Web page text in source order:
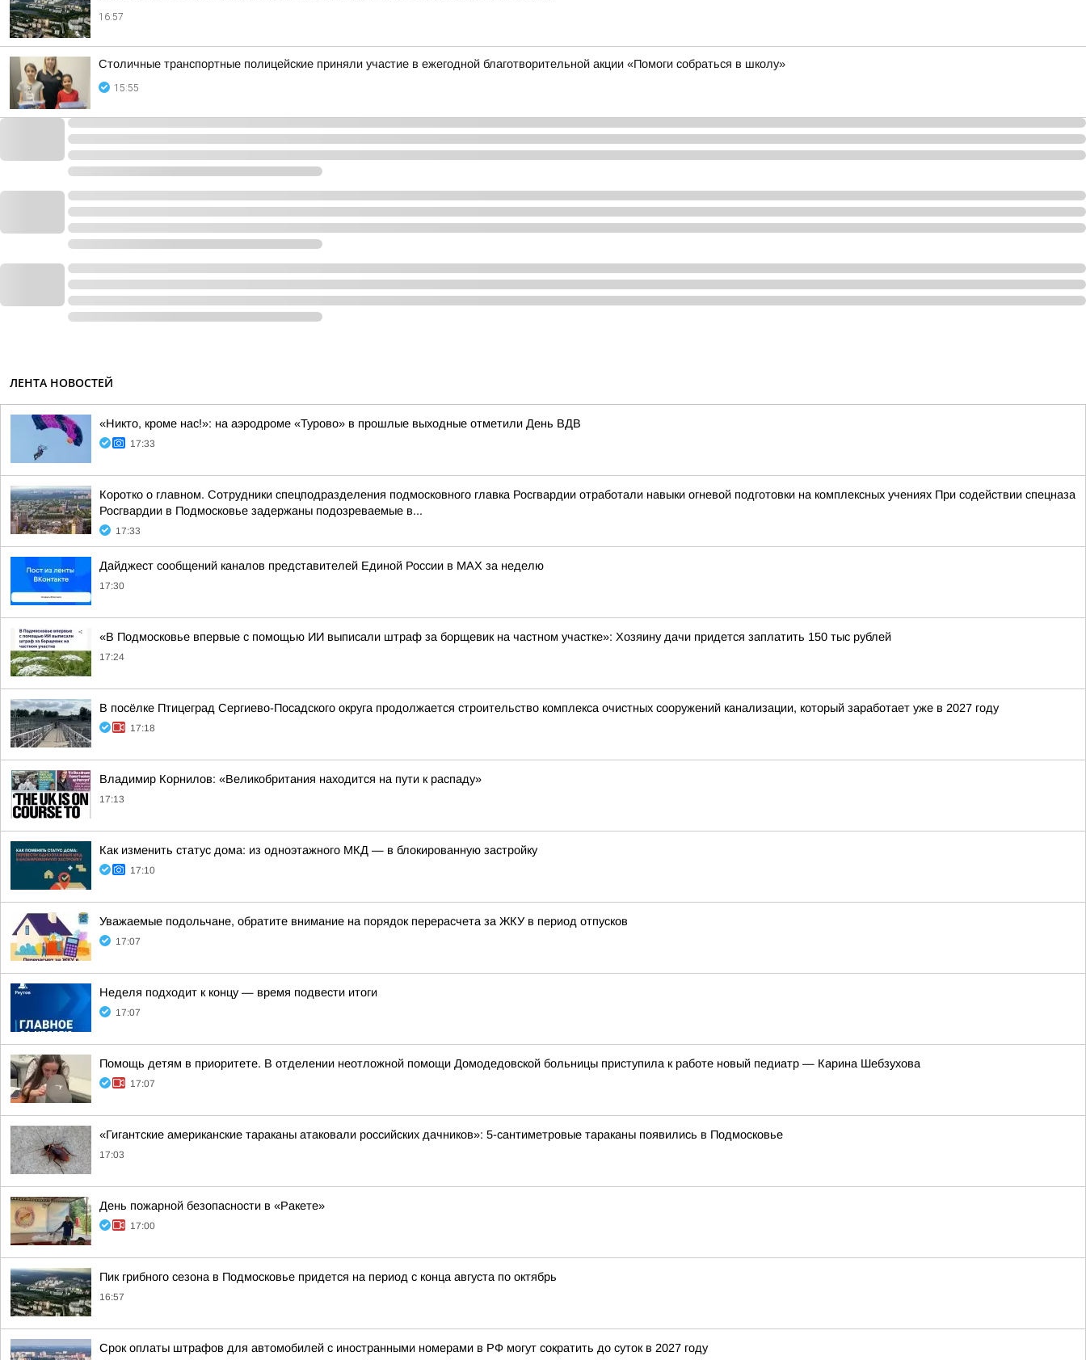
16:57
Столичные транспортные полицейские приняли участие в ежегодной благотворительной акции «Помоги собраться в школу»
15:55
ЛЕНТА НОВОСТЕЙ
«Никто, кроме нас!»: на аэродроме «Турово» в прошлые выходные отметили День ВДВ
17:33
Коротко о главном. Сотрудники спецподразделения подмосковного главка Росгвардии отработали навыки огневой подготовки на комплексных учениях При содействии спецназа
Росгвардии в Подмосковье задержаны подозреваемые в...
17:33
Дайджест сообщений каналов представителей Единой России в МАХ за неделю
17:30
«В Подмосковье впервые с помощью ИИ выписали штраф за борщевик на частном участке»: Хозяину дачи придется заплатить 150 тыс рублей
17:24
В посёлке Птицеград Сергиево-Посадского округа продолжается строительство комплекса очистных сооружений канализации, который заработает уже в 2027 году
17:18
Владимир Корнилов: «Великобритания находится на пути к распаду»
17:13
Как изменить статус дома: из одноэтажного МКД — в блокированную застройку
17:10
Уважаемые подольчане, обратите внимание на порядок перерасчета за ЖКУ в период отпусков
17:07
Неделя подходит к концу — время подвести итоги
17:07
Помощь детям в приоритете. В отделении неотложной помощи Домодедовской больницы приступила к работе новый педиатр — Карина Шебзухова
17:07
«Гигантские американские тараканы атаковали российских дачников»: 5-сантиметровые тараканы появились в Подмосковье
17:03
День пожарной безопасности в «Ракете»
17:00
Пик грибного сезона в Подмосковье придется на период с конца августа по октябрь
16:57
Срок оплаты штрафов для автомобилей с иностранными номерами в РФ могут сократить до суток в 2027 году